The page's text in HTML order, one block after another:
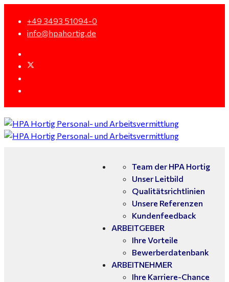
+49 3493 51094-0
info@hpahortig.de
Team der HPA Hortig
Unser Leitbild
Qualitätsrichtlinien
Unsere Referenzen
Kundenfeedback
ARBEITGEBER
Ihre Vorteile
Bewerberdatenbank
ARBEITNEHMER
Ihre Karriere-Chance